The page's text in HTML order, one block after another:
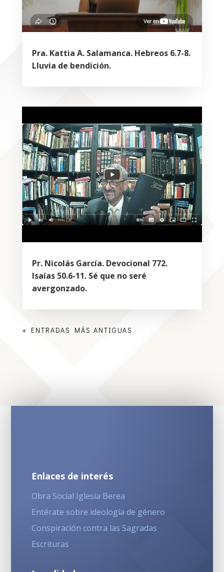
Pra. Kattia A. Salamanca. Hebreos 6.7-8.
Lluvia de bendición.
Pr. Nicolás García. Devocional 772.
Isaías 50.6-11. Sé que no seré
avergonzado.
« ENTRADAS MÁS ANTIGUAS
Enlaces de interés
Obra Social Iglesia Berea
Entérate sobre ideología de género
Conspiración contra las Sagradas
Escrituras